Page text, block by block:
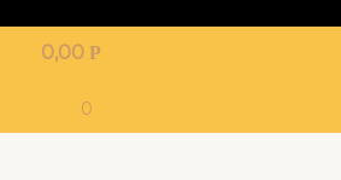
0,00 Р
0